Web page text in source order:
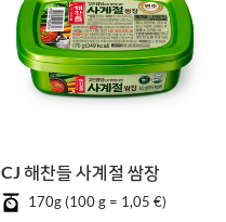
CJ 해찬들 사계절 쌈장
170g (100 g = 1,05 €)